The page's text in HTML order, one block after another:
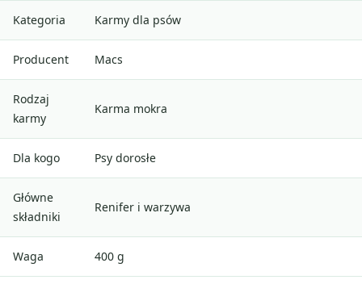
Kategoria Karmy dla psów
Producent Macs
Rodzaj
karmy
Karma mokra
Dla kogo Psy dorosłe
Główne
składniki
Renifer i warzywa
Waga 400 g